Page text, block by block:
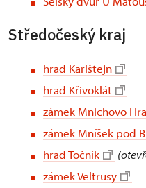
Středočeský kraj
hrad Karlštejn
hrad Křivoklát
zámek Mnichovo
zámek Mníšek pod
hrad Točník
zámek Veltrusy